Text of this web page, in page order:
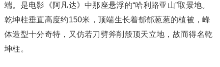
端。是电影《阿凡达》中那座悬浮的“哈利路亚山”取景地。
乾坤柱垂直高度约150米，顶端生长着郁郁葱葱的植被，峰
体造型十分奇特，又仿若刀劈斧削般顶天立地，故而得名乾
坤柱。